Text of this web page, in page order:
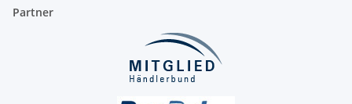
Partner